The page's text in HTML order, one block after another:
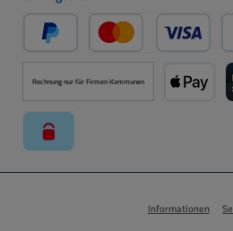
PayPal Kredit- oder
Rechnung nur für Firmen Kommunen
Informationen